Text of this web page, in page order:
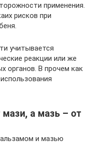
применения.
рисков при
учитывается
реакции или же
органов. В прочем как
а мазь – от
и мазью